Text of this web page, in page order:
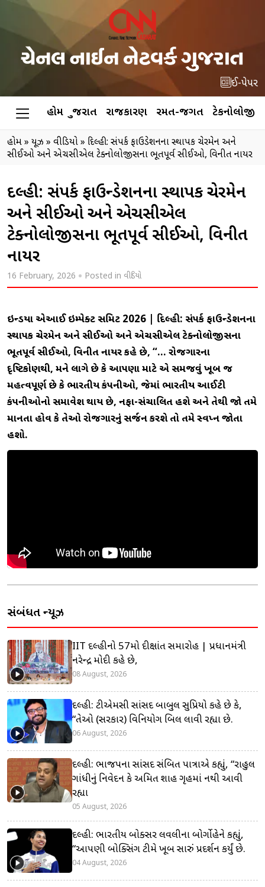
ઈ-પેપર
હોમ ગુજરાત રાજકારણ રમત-જગત ટેકનોલોજી
હોમ» ન્યૂઝ » વીડિયો» દિલ્હી: સંપર્ક ફાઉન્ડેશનના સ્થાપક ચેરમેન અને
સીઈઓ અને એચસીએલ ટેક્નોલોજીસના ભૂતપૂર્વ સીઈઓ, વિનીત નાયર
દિલ્હી: સંપર્ક ફાઉન્ડેશનના સ્થાપક ચેરમેન
અને સીઈઓ અને એચસીએલ
ટેક્નોલોજીસના ભૂતપૂર્વ સીઈઓ, વિનીત
નાયર
16 February, 2026 Posted in વીડિયો
ઇન્ડિયા એઆઈ ઇમ્પેક્ટ સમિટ 2026 | દિલ્હી: સંપર્ક ફાઉન્ડેશનના
સ્થાપક ચેરમેન અને સીઈઓ અને એચસીએલ ટેક્નોલોજીસના
ભૂતપૂર્વ સીઈઓ, વિનીત નાયર કહે છે, “… રોજગારના
દૃષ્ટિકોણથી, મને લાગે છે કે આપણા માટે એ સમજવું ખૂબ જ
મહત્વપૂર્ણ છે કે ભારતીય કંપનીઓ, જેમાં ભારતીય આઈટી
કંપનીઓનો સમાવેશ થાય છે, નફા-સંચાલિત હશે અને તેથી જો તમે
માનતા હોવ કે તેઓ રોજગારનું સર્જન કરશે તો તમે સ્વપ્ન જોતા
હશો.
સંબંધિત ન્યૂઝ
IIT દિલ્હીનો 57મો દીક્ષાંત સમારોહ | પ્રધાનમંત્રી
નરેન્દ્ર મોદી કહે છે,
08 August, 2026
દિલ્હી: ટીએમસી સાંસદ બાબુલ સુપ્રિયો કહે છે કે,
“તેઓ (સરકાર) વિનિયોગ બિલ લાવી રહ્યા છે.
06 August, 2026
દિલ્હી: ભાજપના સાંસદ સંબિત પાત્રાએ કહ્યું, “રાહુલ
ગાંધીનું નિવેદન કે અમિત શાહ ગૃહમાં નથી આવી
રહ્યા
05 August, 2026
દિલ્હી: ભારતીય બોક્સર લવલીના બોર્ગોહેને કહ્યું,
“આપણી બોક્સિંગ ટીમે ખૂબ સારું પ્રદર્શન કર્યું છે.
04 August, 2026